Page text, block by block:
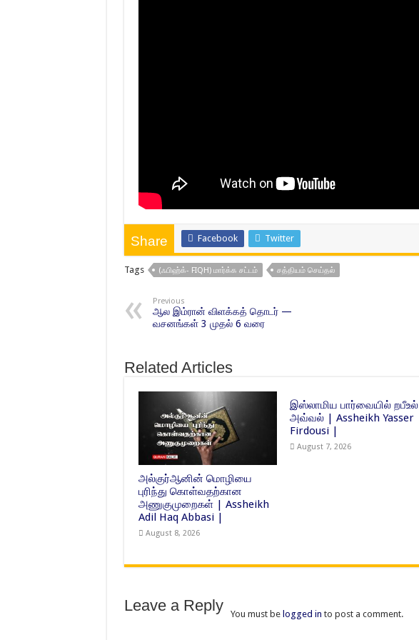
Share Facebook Twitter
Tags (ஃபிஹ்க்- FIQH) மார்க்க சட்டம் சத்தியம் செய்தல்
Previous
ஆல இம்ரான் விளக்கத் தொடர் —
வசனங்கள் 3 முதல் 6 வரை
Related Articles
அல்குர்ஆனின் மொழியை
புரிந்து கொள்வதற்கான
அணுகுமுறைகள் | Assheikh
Adil Haq Abbasi |
August 8, 2026
இஸ்லாமிய பார்வையில் றபீஉல்
அவ்வல் | Assheikh Yasser
Firdousi |
August 7, 2026
Leave a Reply You must be logged in to post a comment.